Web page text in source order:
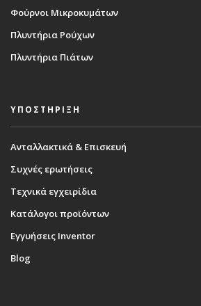
Φούρνοι Μικροκυμάτων
Πλυντήρια Ρούχων
Πλυντήρια Πιάτων
ΥΠΟΣΤΗΡΙΞΗ
Ανταλλακτικά & Επισκευή
Συχνές ερωτήσεις
Τεχνικά εγχειρίδια
Κατάλογοι προϊόντων
Εγγυήσεις Inventor
Blog